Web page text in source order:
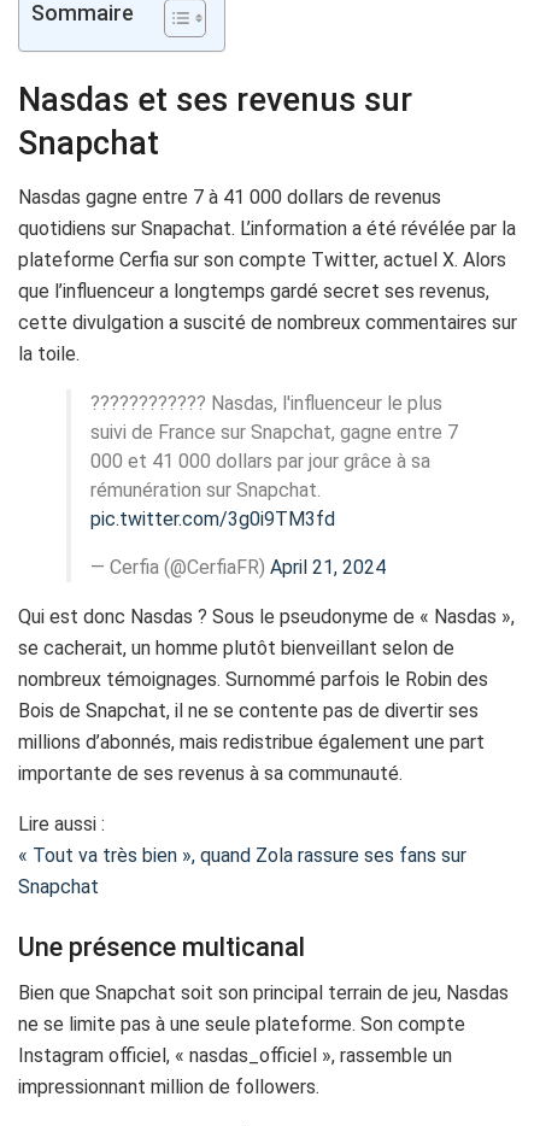
Sommaire
Nasdas et ses revenus sur
Snapchat
Nasdas gagne entre 7 à 41 000 dollars de revenus
quotidiens sur Snapachat. L’information a été révélée par la
plateforme Cerfia sur son compte Twitter, actuel X. Alors
que l’influenceur a longtemps gardé secret ses revenus,
cette divulgation a suscité de nombreux commentaires sur
la toile.
???????????? Nasdas, l'influenceur le plus
suivi de France sur Snapchat, gagne entre 7
000 et 41 000 dollars par jour grâce à sa
rémunération sur Snapchat.
pic.twitter.com/3g0i9TM3fd
— Cerfia (@CerfiaFR) April 21, 2024
Qui est donc Nasdas ? Sous le pseudonyme de « Nasdas »,
se cacherait, un homme plutôt bienveillant selon de
nombreux témoignages. Surnommé parfois le Robin des
Bois de Snapchat, il ne se contente pas de divertir ses
millions d’abonnés, mais redistribue également une part
importante de ses revenus à sa communauté.
Lire aussi :
« Tout va très bien », quand Zola rassure ses fans sur
Snapchat
Une présence multicanal
Bien que Snapchat soit son principal terrain de jeu, Nasdas
ne se limite pas à une seule plateforme. Son compte
Instagram officiel, « nasdas_officiel », rassemble un
impressionnant million de followers.